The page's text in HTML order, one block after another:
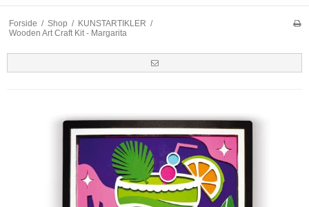
Forside / Shop / KUNSTARTIKLER /
Wooden Art Craft Kit - Margarita